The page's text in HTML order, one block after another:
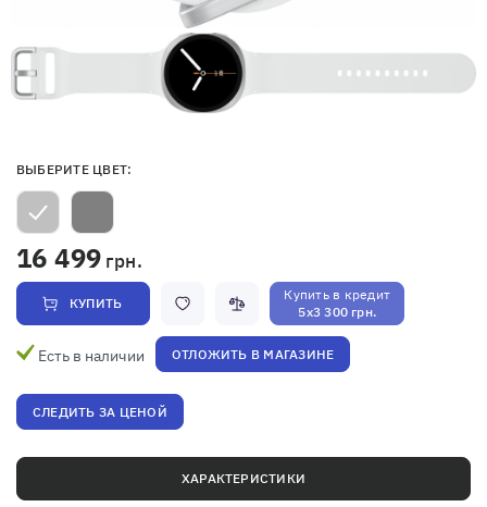
ВЫБЕРИТЕ ЦВЕТ:
16 499 грн.
КУПИТЬ
Купить в кредит
5x3 300 грн.
Есть в наличии ОТЛОЖИТЬ В МАГАЗИНЕ
СЛЕДИТЬ ЗА ЦЕНОЙ
ХАРАКТЕРИСТИКИ